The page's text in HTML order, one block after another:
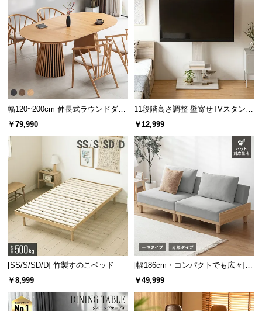
幅120~200cm 伸長式ラウンドダイ
ニングテーブル 6人掛け 天然木突
￥79,990
11段階高さ調整 壁寄せTVスタンド
キャスター付き 上下左右角度調節
￥12,999
[SS/S/SD/D] 竹製すのこベッド
￥8,999
[幅186cm・コンパクトでも広々] 3
人掛けソファベッド リクライニン
￥49,999